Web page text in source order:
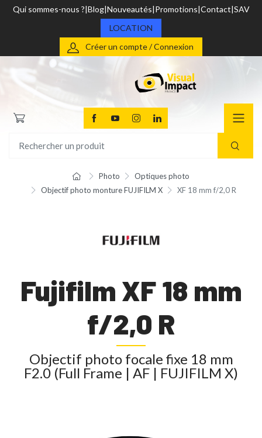
Qui sommes-nous ? Blog Nouveautés Promotions Contact SAV
LOCATION
Créer un compte / Connexion
Photo
Optiques photo
Objectif photo monture FUJIFILM X
XF 18 mm f/2,0 R
Fujifilm XF 18 mm
f/2,0 R
Objectif photo focale fixe 18 mm
F2.0 (Full Frame | AF | FUJIFILM X)